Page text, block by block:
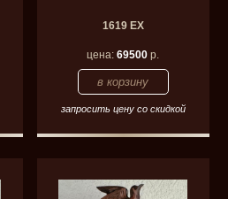
1619 EX
цена:69500 р.
запросить цену со скидкой